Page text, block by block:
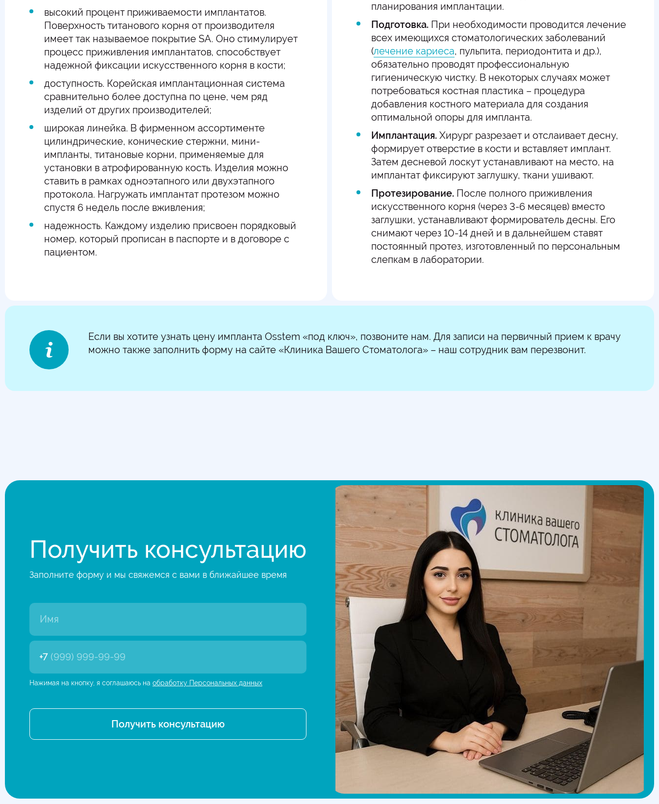
высокий процент приживаемости имплантатов.
Поверхность титанового корня от производителя
имеет так называемое покрытие SA. Оно стимулирует
процесс приживления имплантатов, способствует
надежной фиксации искусственного корня в кости;
доступность. Корейская имплантационная система
сравнительно более доступна по цене, чем ряд
изделий от других производителей;
широкая линейка. В фирменном ассортименте
цилиндрические, конические стержни, мини-
импланты, титановые корни, применяемые для
установки в атрофированную кость. Изделия можно
ставить в рамках одноэтапного или двухэтапного
протокола. Нагружать имплантат протезом можно
спустя 6 недель после вживления;
надежность. Каждому изделию присвоен порядковый
номер, который прописан в паспорте и в договоре с
пациентом.
планирования имплантации.
Подготовка. При необходимости проводится лечение
всех имеющихся стоматологических заболеваний
(лечение кариеса, пульпита, периодонтита и др.),
обязательно проводят профессиональную
гигиеническую чистку. В некоторых случаях может
потребоваться костная пластика – процедура
добавления костного материала для создания
оптимальной опоры для импланта.
Имплантация. Хирург разрезает и отслаивает десну,
формирует отверстие в кости и вставляет имплант.
Затем десневой лоскут устанавливают на место, на
имплантат фиксируют заглушку, ткани ушивают.
Протезирование. После полного приживления
искусственного корня (через 3-6 месяцев) вместо
заглушки, устанавливают формирователь десны. Его
снимают через 10-14 дней и в дальнейшем ставят
постоянный протез, изготовленный по персональным
слепкам в лаборатории.
Если вы хотите узнать цену импланта Osstem «под ключ», позвоните нам. Для записи на первичный прием к врачу
можно также заполнить форму на сайте «Клиника Вашего Стоматолога» – наш сотрудник вам перезвонит.
Получить консультацию
Заполните форму и мы свяжемся с вами в ближайшее время
+7 (999) 999-99-99
Нажимая на кнопку, я соглашаюсь на обработку Персональных данных